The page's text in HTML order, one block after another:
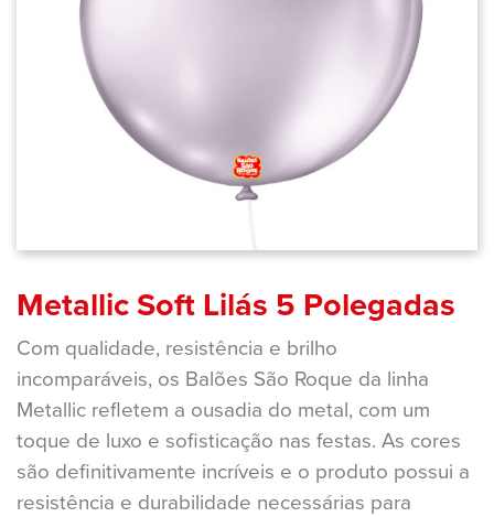
Metallic Soft Lilás 5 Polegadas
Com qualidade, resistência e brilho
incomparáveis, os Balões São Roque da linha
Metallic refletem a ousadia do metal, com um
toque de luxo e sofisticação nas festas. As cores
são definitivamente incríveis e o produto possui a
resistência e durabilidade necessárias para